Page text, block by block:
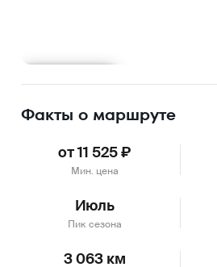
Факты о маршруте
от 11 525 ₽
Мин. цена
Июль
Пик сезона
3 063 км